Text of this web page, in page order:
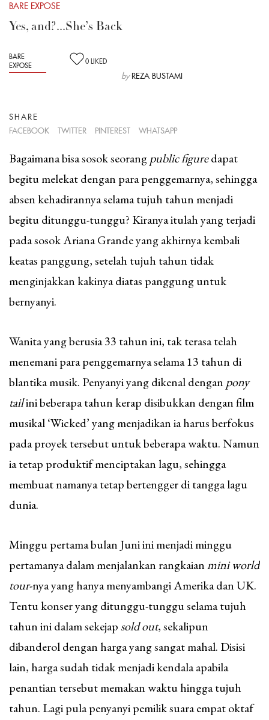
BARE EXPOSE
Yes, and?...She’s Back
BARE
EXPOSE
0 LIKED
by REZA BUSTAMI
SHARE
FACEBOOK
TWITTER PINTEREST WHATSAPP
Bagaimana bisa sosok seorangpublic figuredapat
begitu melekat dengan para penggemarnya, sehingga
absen kehadirannya selama tujuh tahun menjadi
begitu ditunggu-tunggu? Kiranya itulah yang terjadi
pada sosok Ariana Grande yang akhirnya kembali
keatas panggung, setelah tujuh tahun tidak
menginjakkan kakinya diatas panggung untuk
bernyanyi.
Wanita yang berusia 33 tahun ini, tak terasa telah
menemani para penggemarnya selama 13 tahun di
blantika musik. Penyanyi yang dikenal dengan pony
tailini beberapa tahun kerap disibukkan dengan film
musikal ‘Wicked’ yang menjadikan ia harus berfokus
pada proyek tersebut untuk beberapa waktu. Namun
ia tetap produktif menciptakan lagu, sehingga
membuat namanya tetap bertengger di tangga lagu
dunia.
Minggu pertama bulan Juni ini menjadi minggu
pertamanya dalam menjalankan rangkaianmini world
tour-nya yang hanya menyambangi Amerika dan UK.
Tentu konser yang ditunggu-tunggu selama tujuh
tahun ini dalam sekejap sold out, sekalipun
dibanderol dengan harga yang sangat mahal. Disisi
lain, harga sudah tidak menjadi kendala apabila
penantian tersebut memakan waktu hingga tujuh
tahun. Lagi pula penyanyi pemilik suara empat oktaf